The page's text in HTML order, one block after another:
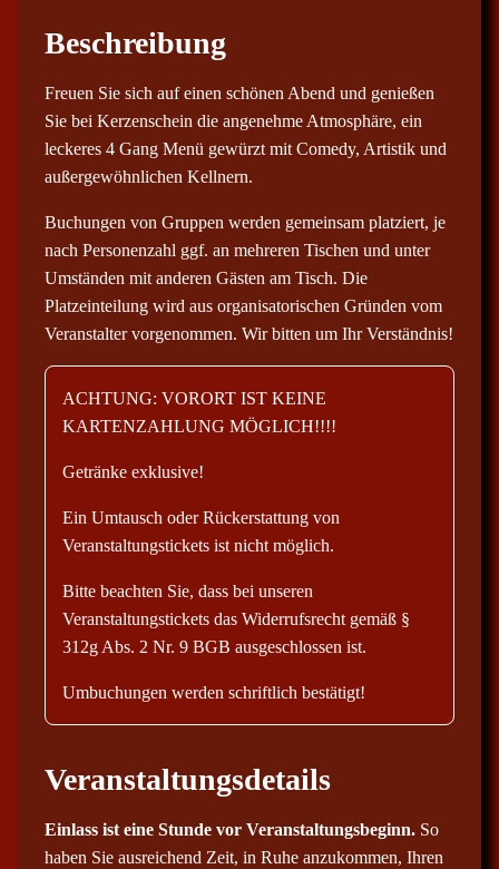
0
Beschreibung
Freuen Sie sich auf einen schönen Abend und genießen
Sie bei Kerzenschein die angenehme Atmosphäre, ein
leckeres 4 Gang Menü gewürzt mit Comedy, Artistik und
außergewöhnlichen Kellnern.
Buchungen von Gruppen werden gemeinsam platziert, je
nach Personenzahl ggf. an mehreren Tischen und unter
Umständen mit anderen Gästen am Tisch. Die
Platzeinteilung wird aus organisatorischen Gründen vom
Veranstalter vorgenommen. Wir bitten um Ihr Verständnis!
ACHTUNG: VORORT IST KEINE
KARTENZAHLUNG MÖGLICH!!!!
Getränke exklusive!
Ein Umtausch oder Rückerstattung von
Veranstaltungstickets ist nicht möglich.
Bitte beachten Sie, dass bei unseren
Veranstaltungstickets das Widerrufsrecht gemäß §
312g Abs. 2 Nr. 9 BGB ausgeschlossen ist.
Umbuchungen werden schriftlich bestätigt!
Veranstaltungsdetails
Einlass ist eine Stunde vor Veranstaltungsbeginn. So
haben Sie ausreichend Zeit, in Ruhe anzukommen, Ihren